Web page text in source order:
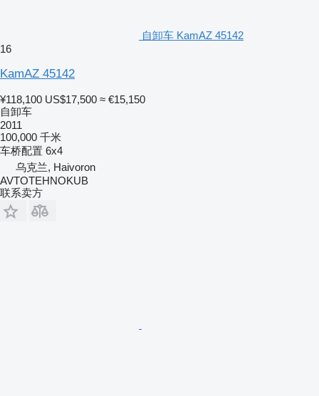
自卸车 KamAZ 45142
16
KamAZ 45142
¥118,100 US$17,500 ≈ €15,150
自卸车
2011
100,000 千米
车桥配置 6x4
乌克兰, Haivoron
AVTOTEHNOKUB
联系卖方